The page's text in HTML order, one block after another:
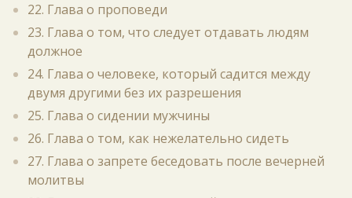
22. Глава о проповеди
23. Глава о том, что следует отдавать людям
должное
24. Глава о человеке, который садится между
двумя другими без их разрешения
25. Глава о сидении мужчины
26. Глава о том, как нежелательно сидеть
27. Глава о запрете беседовать после вечерней
молитвы